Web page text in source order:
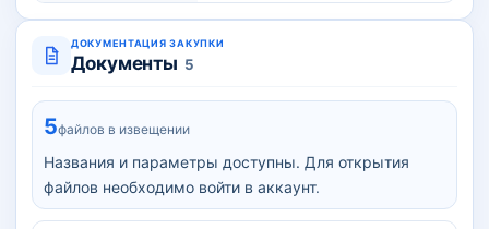
ДОКУМЕНТАЦИЯ ЗАКУПКИ
Документы 5
5файлов в извещении
Названия и параметры доступны. Для открытия
файлов необходимо войти в аккаунт.